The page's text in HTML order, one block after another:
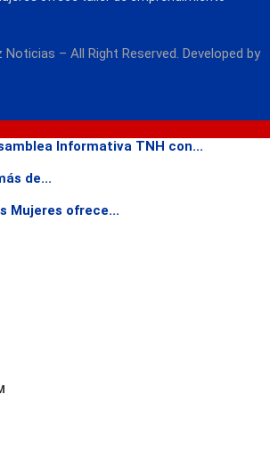
– All Right Reserved. Developed by
Informativa TNH con...
de...
Mujeres ofrece...